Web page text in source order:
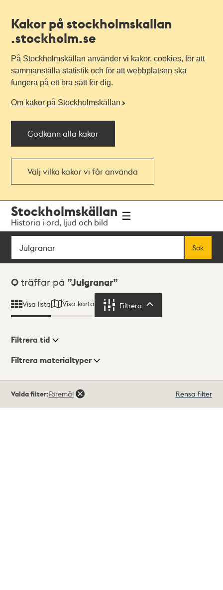
Kakor på stockholmskallan
.stockholm.se
På Stockholmskällan använder vi kakor, cookies, för att
sammanställa statistik och för att webbplatsen ska
fungera på ett bra sätt för dig.
Om kakor på Stockholmskällan
Godkänn alla kakor
Välj vilka kakor vi får använda
navigationen
huvudinnehållet
Stockholmskällan
Historia i ord, ljud och bild
Sök
Sök
Sökresultat
0 träffar på Julgranar
Visa lista Visa karta Filtrera
Visningsläge
Filtrera tid
Filtrera materialtyper
träffar
Valda filter:Föremål Rensa filter